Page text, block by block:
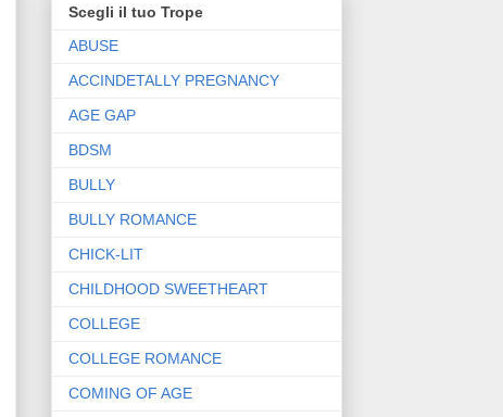
Scegli il tuo Trope
ABUSE
ACCINDETALLY PREGNANCY
AGE GAP
BDSM
BULLY
BULLY ROMANCE
CHICK-LIT
CHILDHOOD SWEETHEART
COLLEGE
COLLEGE ROMANCE
COMING OF AGE